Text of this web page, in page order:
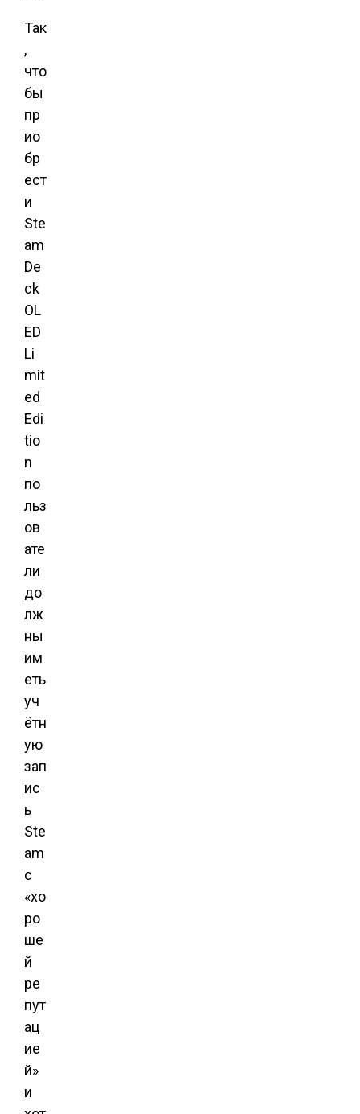
Так
,
что
бы
пр
ио
бр
ест
и
Ste
am
De
ck
OL
ED
Li
mit
ed
Edi
tio
n
по
льз
ов
ате
ли
до
лж
ны
им
еть
уч
ётн
ую
зап
ис
ь
Ste
am
с
«хо
ро
ше
й
ре
пут
ац
ие
й»
и